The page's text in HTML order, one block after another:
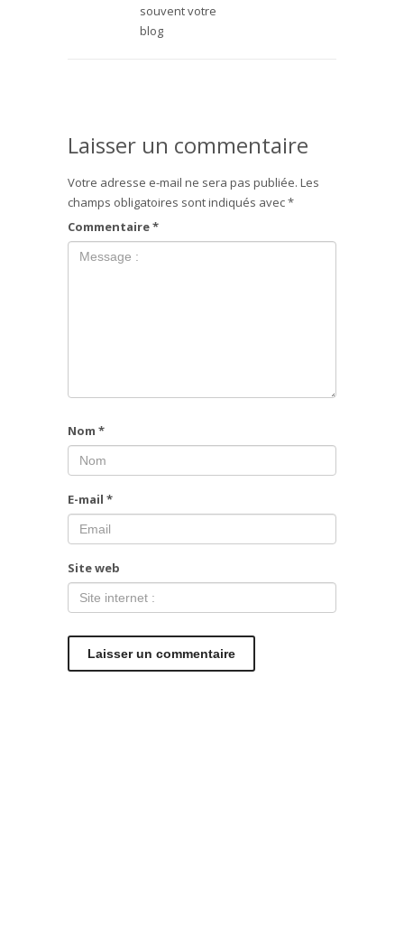
souvent votre
blog
Laisser un commentaire
Votre adresse e-mail ne sera pas publiée. Les
champs obligatoires sont indiqués avec*
Commentaire*
Nom *
E-mail *
Site web